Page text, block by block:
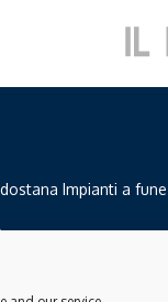
Impianti a fune